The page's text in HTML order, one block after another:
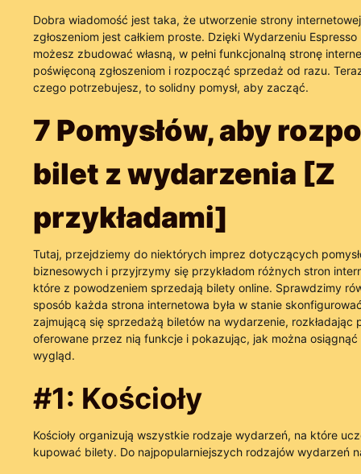
Dobra wiadomość jest taka, że utworzenie strony
zgłoszeniom jest całkiem proste. Dzięki Wydarzeniu Espresso
możesz zbudować własną, w pełni funkcjonalną stronę
poświęconą zgłoszeniom i rozpocząć sprzedaż od razu.
czego potrzebujesz, to solidny pomysł, aby zacząć.
7 Pomysłów, aby
bilet z wydarzenia [Z
przykładami]
Tutaj, przejdziemy do niektórych imprez dotyczących
biznesowych i przyjrzymy się przykładom różnych stron
które z powodzeniem sprzedają bilety online. Sprawdzimy
sposób każda strona internetowa była w stanie
zajmującą się sprzedażą biletów na wydarzenie, rozkładając
oferowane przez nią funkcje i pokazując, jak można osiągnąć
wygląd.
#1: Kościoły
Kościoły organizują wszystkie rodzaje wydarzeń, na które
kupować bilety. Do najpopularniejszych rodzajów wydarzeń